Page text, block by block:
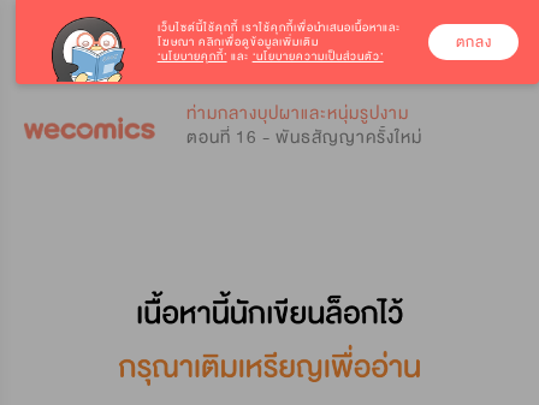
ท่ามกลางบุปผาและหนุ่มรูปงาม
ตอนที่ 16 - พันธสัญญาครั้งใหม่
เว็บไซต์นี้ใช้คุกกี้ เราใช้คุกกี้เพื่อนำเสนอเนื้อหาและ
โฆษณา คลิกเพื่อดูข้อมูลเพิ่มเติม
‘นโยบายคุกกี้’ และ ‘นโยบายความเป็นส่วนตัว’
ตกลง